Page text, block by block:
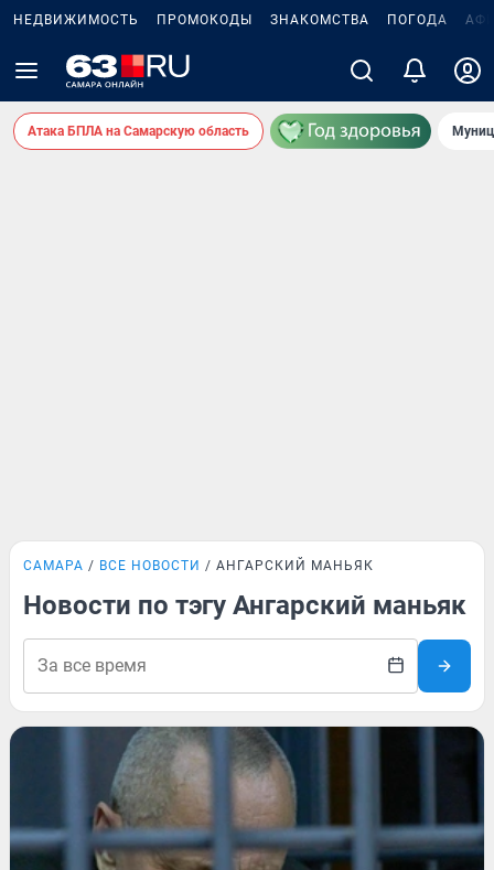
НЕДВИЖИМОСТЬ ПРОМОКОДЫ ЗНАКОМСТВА ПОГОДА
Атака БПЛА на Самарскую область
САМАРА ВСЕ НОВОСТИ АНГАРСКИЙ МАНЬЯК
Новости по тэгу Ангарский маньяк